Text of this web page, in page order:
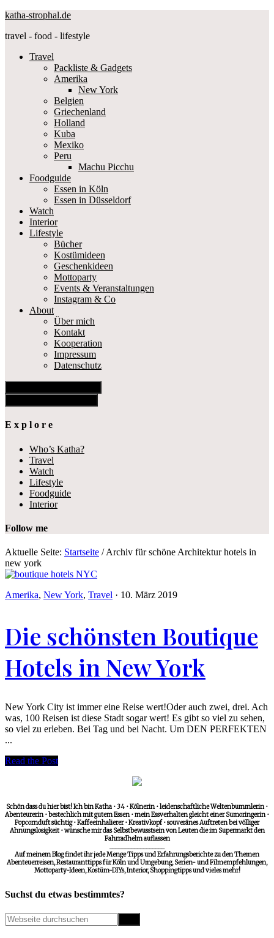
katha-strophal.de
travel - food - lifestyle
Travel
Packliste & Gadgets
Amerika
New York
Belgien
Griechenland
Holland
Kuba
Mexiko
Peru
Machu Picchu
Foodguide
Essen in Köln
Essen in Düsseldorf
Watch
Interior
Lifestyle
Bücher
Kostümideen
Geschenkideen
Mottoparty
Events & Veranstaltungen
Instagram & Co
About
Über mich
Kontakt
Kooperation
Impressum
Datenschutz
E x p l o r e
Who’s Katha?
Travel
Watch
Lifestyle
Foodguide
Interior
Follow me
Aktuelle Seite: Startseite /Archiv für schöne Architektur hotels in
new york
Amerika, New York, Travel · 10. März 2019
Die schönsten Boutique
Hotels in New York
New York City ist immer eine Reise wert!Oder auch zwei, drei. Ach
was, 100 Reisen ist diese Stadt sogar wert! Es gibt so viel zu sehen,
so viel zu erleben. Bei Tag und bei Nacht. Um DEN PERFEKTEN
...
Read the Post
Schön dass du hier bist! Ich bin Katha • 34 • Kölnerin • leidenschaftliche Weltenbummlerin •
Abenteurerin • bestechlich mit gutem Essen • mein Essverhalten gleicht einer Sumoringerin •
Popcornduft süchtig • Kaffeeinhalierer • Kreativkopf • souveränes Auftreten bei völliger
Ahnungslosigkeit • wünsche mir das Selbstbewusstsein von Leuten die im Supermarkt den
Fahrradhelm auflassen
__________________
Auf meinem Blog findet ihr jede Menge Tipps und Erfahrungsberichte zu den Themen
Abenteuerreisen, Restauranttipps für Köln und Umgebung, Serien- und Filmempfehlungen,
Mottoparty-Ideen, Kostüm-DIYs, Interior, Shoppingtipps und vieles mehr!
Suchst du etwas bestimmtes?